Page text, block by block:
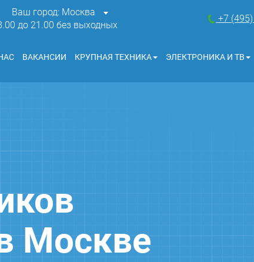
Ваш город: Москва
до 21.00 без выходных
+7
ВАКАНСИИ КРУПНАЯ ТЕХНИКА ЭЛЕКТРОНИКА И ТВ
Москве